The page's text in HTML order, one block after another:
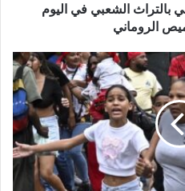
بالتراث الشعبي في اليوم
الروماني